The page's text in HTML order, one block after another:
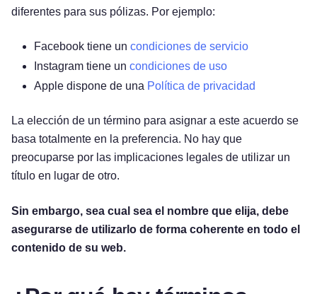
diferentes para sus pólizas. Por ejemplo:
Facebook tiene un condiciones de servicio
Instagram tiene un condiciones de uso
Apple dispone de una Política de privacidad
La elección de un término para asignar a este acuerdo se
basa totalmente en la preferencia. No hay que
preocuparse por las implicaciones legales de utilizar un
título en lugar de otro.
Sin embargo, sea cual sea el nombre que elija, debe
asegurarse de utilizarlo de forma coherente en todo el
contenido de su web.